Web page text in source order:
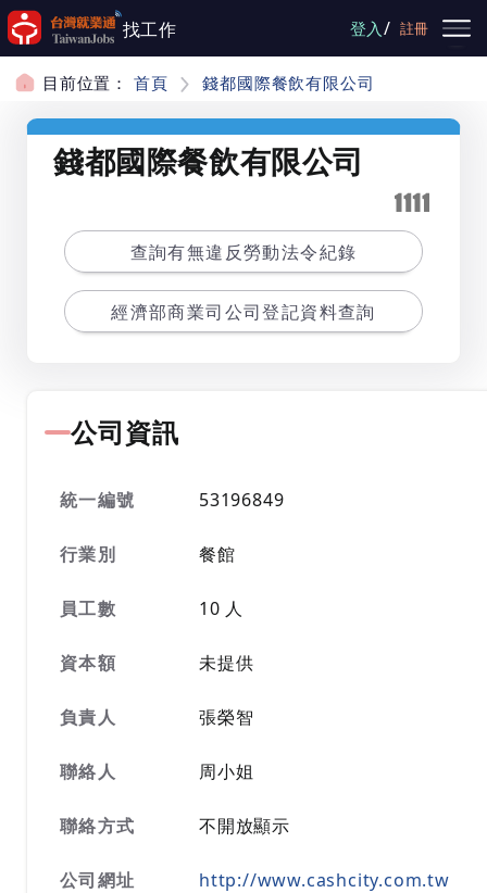
跳到主要內容
找工作 登入/ 註冊
目前位置： 首頁 錢都國際餐飲有限公司
錢都國際餐飲有限公司
查詢有無違反勞動法令紀錄
經濟部商業司公司登記資料查詢
公司資訊
統一編號 53196849
行業別 餐館
員工數 10 人
資本額 未提供
負責人 張榮智
聯絡人 周小姐
聯絡方式 不開放顯示
公司網址 http://www.cashcity.com.tw